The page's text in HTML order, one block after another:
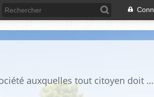
Ce blog est destiné à stimuler l'intérêt du lecteur pour des questions de société auxquelles tout citoyen doit être en mesure d'apporter des réponses, individuelles ou collectives, en conscience et en responsabilité !